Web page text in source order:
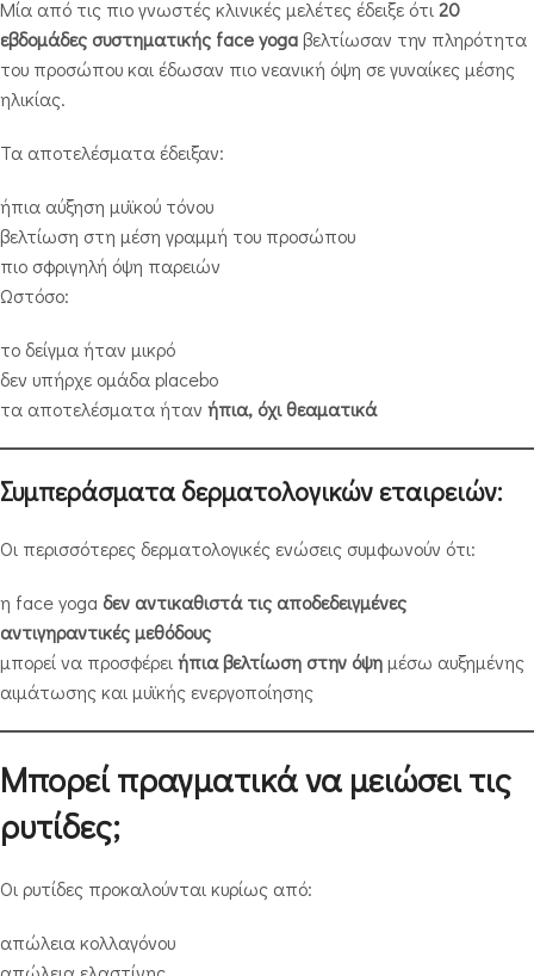
Μία από τις πιο γνωστές κλινικές μελέτες έδειξε ότι 20
εβδομάδες συστηματικής face yogaβελτίωσαν την πληρότητα
του προσώπου και έδωσαν πιο νεανική όψη σε γυναίκες μέσης
ηλικίας.
Τα αποτελέσματα έδειξαν:
ήπια αύξηση μυϊκού τόνου
βελτίωση στη μέση γραμμή του προσώπου
πιο σφριγηλή όψη παρειών
Ωστόσο:
το δείγμα ήταν μικρό
δεν υπήρχε ομάδα placebo
τα αποτελέσματα ήταν ήπια, όχι θεαματικά
Συμπεράσματα δερματολογικών εταιρειών:
Οι περισσότερες δερματολογικές ενώσεις συμφωνούν ότι:
η face yoga δεν αντικαθιστά τις αποδεδειγμένες
αντιγηραντικές μεθόδους
μπορεί να προσφέρει ήπια βελτίωση στην όψημέσω αυξημένης
αιμάτωσης και μυϊκής ενεργοποίησης
Μπορεί πραγματικά να μειώσει τις
ρυτίδες;
Οι ρυτίδες προκαλούνται κυρίως από:
απώλεια κολλαγόνου